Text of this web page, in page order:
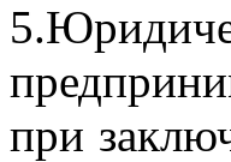
при